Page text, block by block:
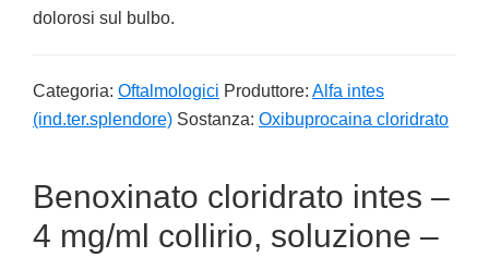
dolorosi sul bulbo.
Categoria: Oftalmologici Produttore: Alfa intes
(ind.ter.splendore) Sostanza: Oxibuprocaina cloridrato
Benoxinato cloridrato intes –
4 mg/ml collirio, soluzione –